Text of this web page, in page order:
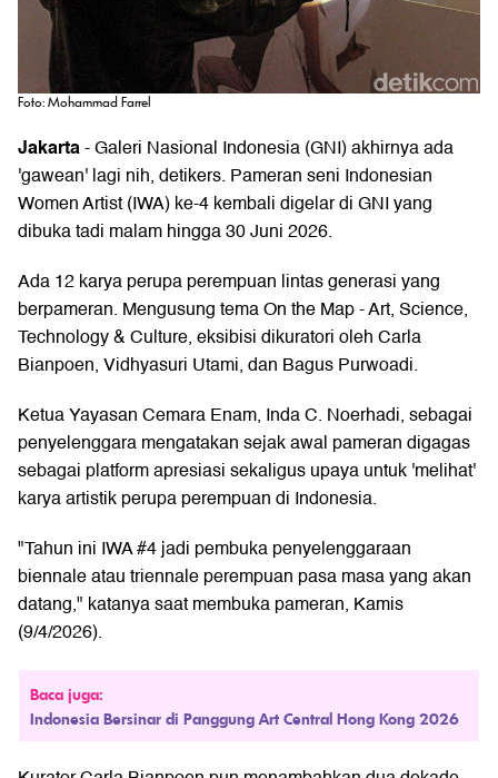
Foto: Mohammad Farrel
Jakarta-Galeri Nasional Indonesia(GNI) akhirnya ada
'gawean' lagi nih, detikers. Pameran seni Indonesian
Women Artist (IWA) ke-4 kembali digelar di GNI yang
dibuka tadi malam hingga 30 Juni 2026.
Ada 12 karya perupa perempuan lintas generasi yang
berpameran. Mengusung tema On the Map - Art, Science,
Technology & Culture, eksibisi dikuratori oleh Carla
Bianpoen, Vidhyasuri Utami, dan Bagus Purwoadi.
Ketua Yayasan Cemara Enam, Inda C. Noerhadi, sebagai
penyelenggara mengatakan sejak awal pameran digagas
sebagai platform apresiasi sekaligus upaya untuk 'melihat'
karya artistik perupa perempuan di Indonesia.
"Tahun ini IWA #4 jadi pembuka penyelenggaraan
biennale atau triennale perempuan pasa masa yang akan
datang," katanya saat membuka pameran, Kamis
(9/4/2026).
Baca juga:
Indonesia Bersinar di Panggung Art Central Hong Kong 2026